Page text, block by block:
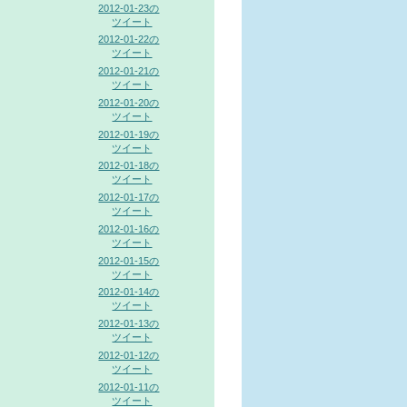
2012-01-23の
ツイート
2012-01-22の
ツイート
2012-01-21の
ツイート
2012-01-20の
ツイート
2012-01-19の
ツイート
2012-01-18の
ツイート
2012-01-17の
ツイート
2012-01-16の
ツイート
2012-01-15の
ツイート
2012-01-14の
ツイート
2012-01-13の
ツイート
2012-01-12の
ツイート
2012-01-11の
ツイート